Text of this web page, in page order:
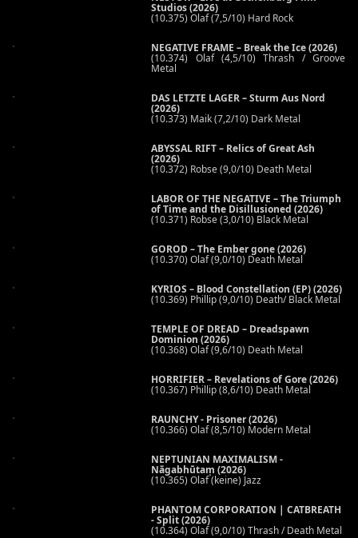
Studios (2026)
(10.375) Olaf (7,5/10) Hard Rock
NEGATIVE FRAME – Break the Ice (2026)
(10.374) Olaf (4,5/10) Thrash / Groove
Metal
DAS LETZTE LAGER – Sturm Aus Nord
(2026)
(10.373) Maik (7,2/10) Dark Metal
ABYSSAL RIFT – Relics of Great Ash
(2026)
(10.372) Robse (9,0/10) Death Metal
LABOR OF THE NEGATIVE – The Triumph
of Time and the Disillusioned (2026)
(10.371) Robse (3,0/10) Black Metal
GOROD – The Ember gone (2026)
(10.370) Olaf (9,0/10) Death Metal
KYRIOS – Blood Constellation (EP) (2026)
(10.369) Phillip (9,0/10) Death/ Black Metal
TEMPLE OF DREAD – Dreadspawn
Dominion (2026)
(10.368) Olaf (9,6/10) Death Metal
HORRIFIER – Revelations of Gore (2026)
(10.367) Phillip (8,6/10) Death Metal
RAUNCHY - Prisoner (2026)
(10.366) Olaf (8,5/10) Modern Metal
NEPTUNIAN MAXIMALISM -
Nāgabhūtaṃ (2026)
(10.365) Olaf (keine) Jazz
PHANTOM CORPORATION | CATBREATH
- Split (2026)
(10.364) Olaf (9,0/10) Thrash / Death Metal